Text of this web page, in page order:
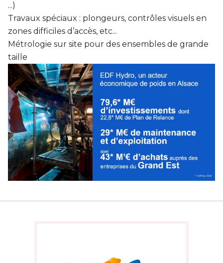
...)
Travaux spéciaux : plongeurs, contrôles visuels en
zones difficiles d’accès, etc...
Métrologie sur site pour des ensembles de grande
taille